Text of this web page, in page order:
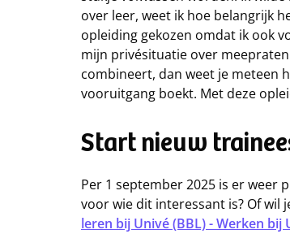
over leer, weet ik hoe belangrijk
opleiding gekozen omdat ik ook
mijn privésituatie over
combineert, dan weet je meteen
vooruitgang boekt. Met deze
Start nieuw
Per 1 september 2025 is er weer
voor wie dit interessant is? Of wil
leren bij Univé (BBL) - Werken bij